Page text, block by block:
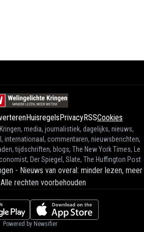
HuisregelsPrivacyRSSCookies
media, journalistiek, dagelijks, nieuws,
internationaal, commentaren, nieuwsberichten,
tijdschriften, blogs, The New York Times, Le
Der Spiegel, Slate, The Huffington Post
- Nieuws van overal: minder lezen, meer
Alle rechten voorbehouden
Powered by Newsifier